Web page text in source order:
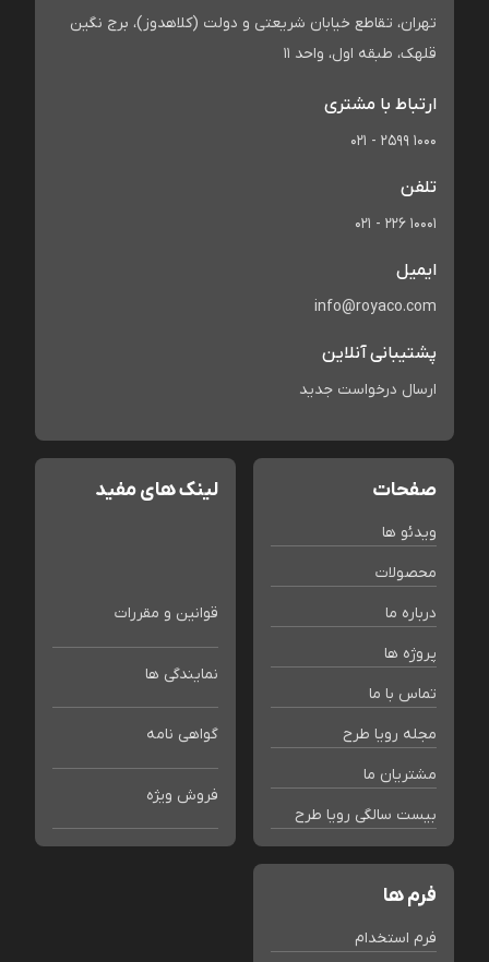
تهران، تقاطع خیابان شریعتی و دولت (کلاهدوز)، برج نگین
قلهک، طبقه اول، واحد 11
ارتباط با مشتری
021 - 2599 1000
تلفن
021 - 226 10001
ایمیل
info@royaco.com
پشتیبانی آنلاین
ارسال درخواست جدید
صفحات
ویدئو ها
محصولات
درباره ما
پروژه ها
تماس با ما
مجله رویا طرح
مشتریان ما
بیست سالگی رویا طرح
لینک های مفید
قوانین و مقررات
نمایندگی ها
گواهی نامه
فروش ویژه
فرم ها
فرم استخدام